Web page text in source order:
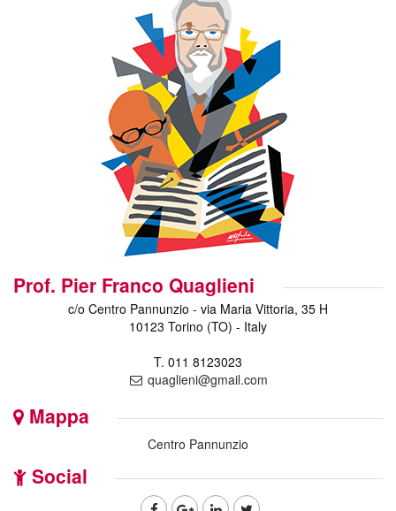
Prof. Pier Franco Quaglieni
c/o Centro Pannunzio - via Maria Vittoria, 35 H
10123 Torino (TO) - Italy
T. 011 8123023
quaglieni@gmail.com
Mappa
Centro Pannunzio
Social